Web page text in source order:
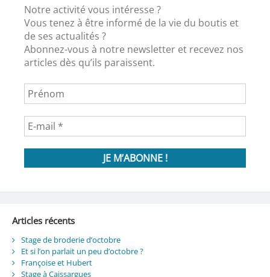
Notre activité vous intéresse ?
Vous tenez à être informé de la vie du boutis et
de ses actualités ?
Abonnez-vous à notre newsletter et recevez nos
articles dès qu’ils paraissent.
Articles récents
Stage de broderie d’octobre
Et si l’on parlait un peu d’octobre ?
Françoise et Hubert
Stage à Caissargues